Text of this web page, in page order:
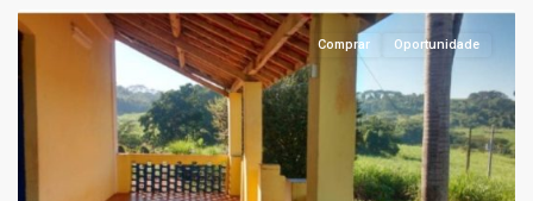
Comprar Oportunidade